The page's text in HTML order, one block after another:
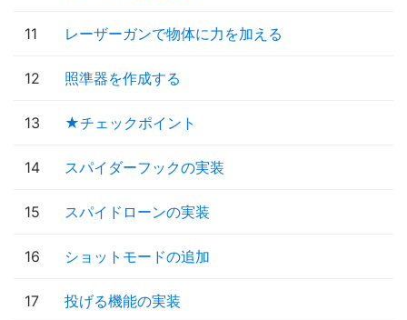
11 レーザーガンで物体に力を加える
12 照準器を作成する
13 ★チェックポイント
14 スパイダーフックの実装
15 スパイドローンの実装
16 ショットモードの追加
17 投げる機能の実装